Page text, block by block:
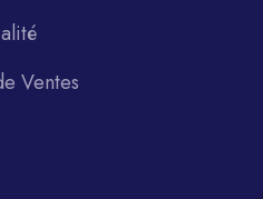
Ventes